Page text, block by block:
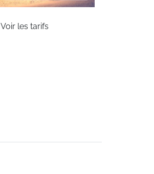
Voir les tarifs